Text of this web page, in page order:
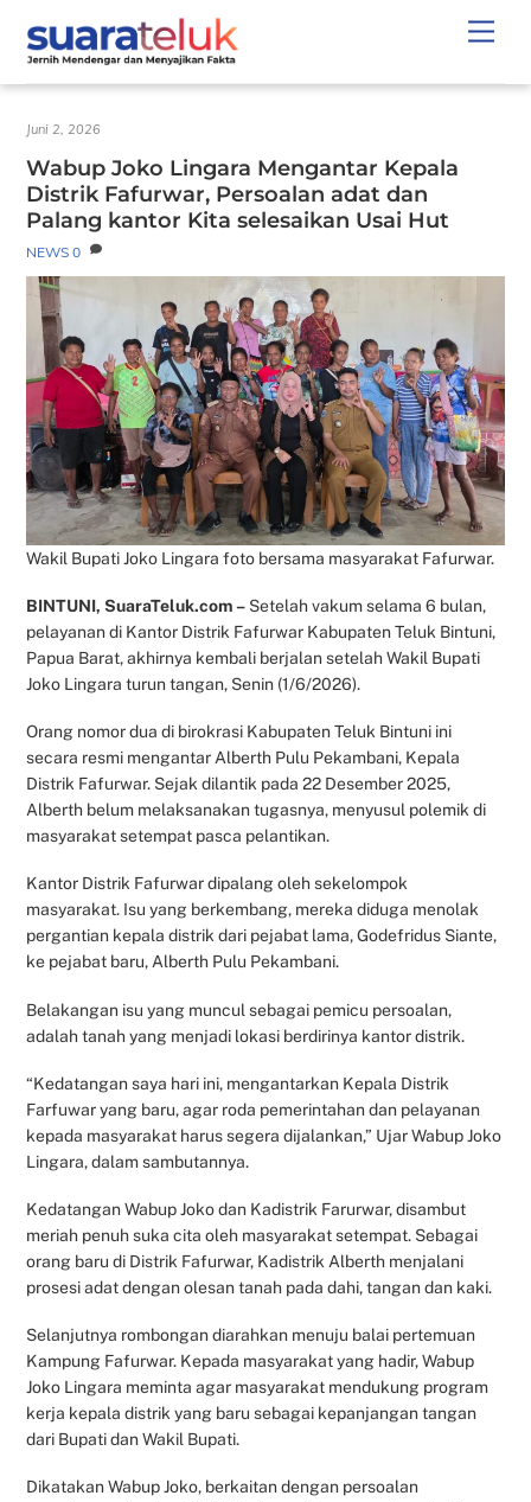
content
Juni 2, 2026
Wabup Joko Lingara Mengantar Kepala
Distrik Fafurwar, Persoalan adat dan
Palang kantor Kita selesaikan Usai Hut
NEWS 0
Wakil Bupati Joko Lingara foto bersama masyarakat Fafurwar.
BINTUNI, SuaraTeluk.com – Setelah vakum selama 6 bulan,
pelayanan di Kantor Distrik Fafurwar Kabupaten Teluk Bintuni,
Papua Barat, akhirnya kembali berjalan setelah Wakil Bupati
Joko Lingara turun tangan, Senin (1/6/2026).
Orang nomor dua di birokrasi Kabupaten Teluk Bintuni ini
secara resmi mengantar Alberth Pulu Pekambani, Kepala
Distrik Fafurwar. Sejak dilantik pada 22 Desember 2025,
Alberth belum melaksanakan tugasnya, menyusul polemik di
masyarakat setempat pasca pelantikan.
Kantor Distrik Fafurwar dipalang oleh sekelompok
masyarakat. Isu yang berkembang, mereka diduga menolak
pergantian kepala distrik dari pejabat lama, Godefridus Siante,
ke pejabat baru, Alberth Pulu Pekambani.
Belakangan isu yang muncul sebagai pemicu persoalan,
adalah tanah yang menjadi lokasi berdirinya kantor distrik.
“Kedatangan saya hari ini, mengantarkan Kepala Distrik
Farfuwar yang baru, agar roda pemerintahan dan pelayanan
kepada masyarakat harus segera dijalankan,” Ujar Wabup Joko
Lingara, dalam sambutannya.
Kedatangan Wabup Joko dan Kadistrik Farurwar, disambut
meriah penuh suka cita oleh masyarakat setempat. Sebagai
orang baru di Distrik Fafurwar, Kadistrik Alberth menjalani
prosesi adat dengan olesan tanah pada dahi, tangan dan kaki.
Selanjutnya rombongan diarahkan menuju balai pertemuan
Kampung Fafurwar. Kepada masyarakat yang hadir, Wabup
Joko Lingara meminta agar masyarakat mendukung program
kerja kepala distrik yang baru sebagai kepanjangan tangan
dari Bupati dan Wakil Bupati.
Dikatakan Wabup Joko, berkaitan dengan persoalan